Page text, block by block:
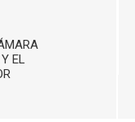
EL